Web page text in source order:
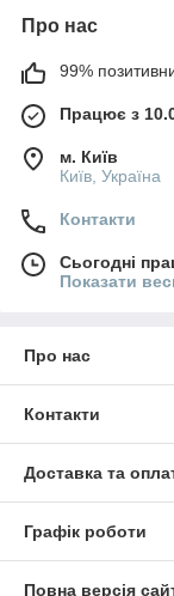
Про нас
99%
Працює з
м. Київ
Київ, Україна
Контакти
Сьогодні
Показати
Про нас
Контакти
Доставка та
Графік роботи
Повна версія